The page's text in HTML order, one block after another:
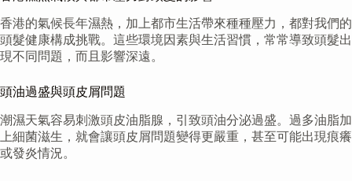
香港的氣候長年濕熱，加上都市生活帶來種種壓力，都對我們的
頭髮健康構成挑戰。這些環境因素與生活習慣，常常導致頭髮出
現不同問題，而且影響深遠。
頭油過盛與頭皮屑問題
潮濕天氣容易刺激頭皮油脂腺，引致頭油分泌過盛。過多油脂加
上細菌滋生，就會讓頭皮屑問題變得更嚴重，甚至可能出現痕癢
或發炎情況。